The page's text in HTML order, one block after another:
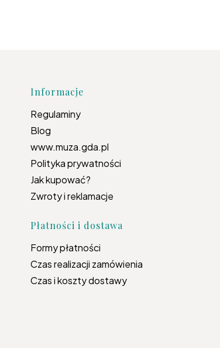
Informacje
Regulaminy
Blog
www.muza.gda.pl
Polityka prywatności
Jak kupować?
Zwroty i reklamacje
Płatności i dostawa
Formy płatności
Czas realizacji zamówienia
Czas i koszty dostawy